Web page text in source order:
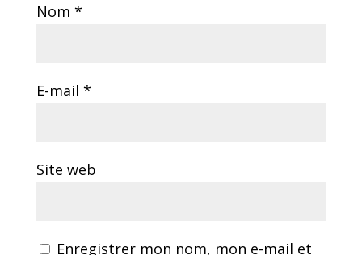
Nom *
E-mail *
Site web
Enregistrer mon nom, mon e-mail et